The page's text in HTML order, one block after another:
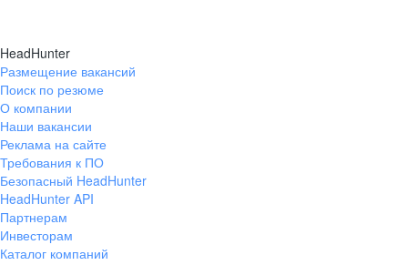
HeadHunter
Размещение вакансий
Поиск по резюме
О компании
Наши вакансии
Реклама на сайте
Требования к ПО
Безопасный HeadHunter
HeadHunter API
Партнерам
Инвесторам
Каталог компаний